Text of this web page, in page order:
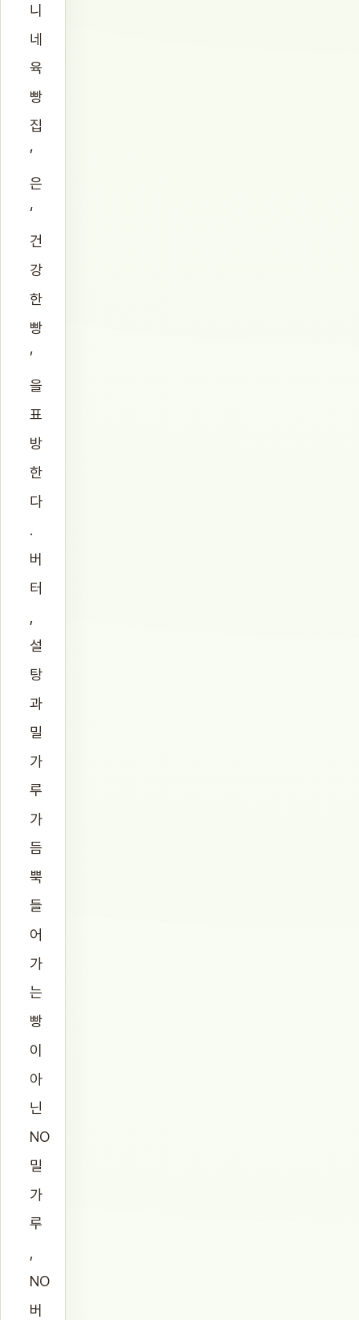
니
네
육
빵
집
’
은
‘
건
강
한
빵
’
을
표
방
한
다
.
버
터
설
탕
과
밀
가
루
가
듬
뿍
들
어
가
는
빵
이
아
닌
NO
밀
가
루
NO
버